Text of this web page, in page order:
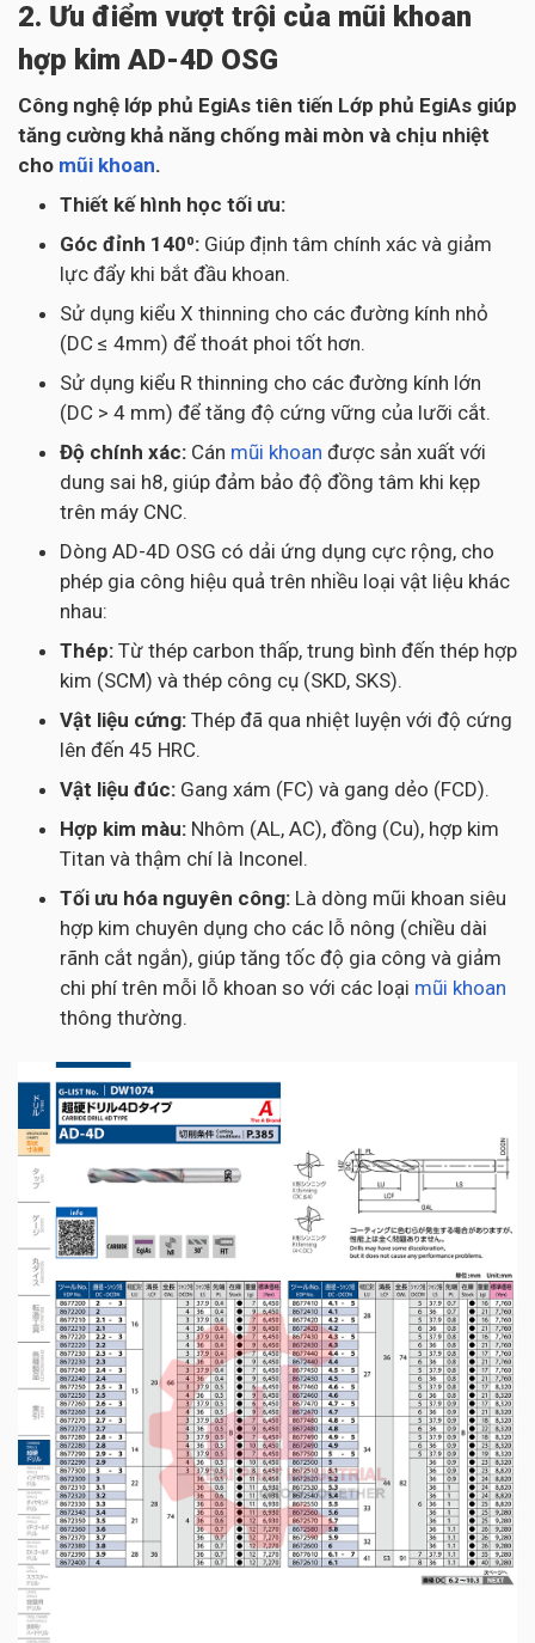
2. Ưu điểm vượt trội của mũi khoan
hợp kim AD-4D OSG
Công nghệ lớp phủ EgiAs tiên tiến Lớp phủ EgiAs giúp
tăng cường khả năng chống mài mòn và chịu nhiệt
cho mũi khoan.
Thiết kế hình học tối ưu:
Góc đỉnh 140⁰: Giúp định tâm chính xác và giảm
lực đẩy khi bắt đầu khoan.
Sử dụng kiểu X thinning cho các đường kính nhỏ
(DC ≤ 4mm) để thoát phoi tốt hơn.
Sử dụng kiểu R thinning cho các đường kính lớn
(DC > 4 mm) để tăng độ cứng vững của lưỡi cắt.
Độ chính xác: Cán mũi khoan được sản xuất với
dung sai h8, giúp đảm bảo độ đồng tâm khi kẹp
trên máy CNC.
Dòng AD-4D OSG có dải ứng dụng cực rộng, cho
phép gia công hiệu quả trên nhiều loại vật liệu khác
nhau:
Thép: Từ thép carbon thấp, trung bình đến thép hợp
kim (SCM) và thép công cụ (SKD, SKS).
Vật liệu cứng: Thép đã qua nhiệt luyện với độ cứng
lên đến 45 HRC.
Vật liệu đúc: Gang xám (FC) và gang dẻo (FCD).
Hợp kim màu: Nhôm (AL, AC), đồng (Cu), hợp kim
Titan và thậm chí là Inconel.
Tối ưu hóa nguyên công: Là dòng mũi khoan siêu
hợp kim chuyên dụng cho các lỗ nông (chiều dài
rãnh cắt ngắn), giúp tăng tốc độ gia công và giảm
chi phí trên mỗi lỗ khoan so với các loại mũi khoan
thông thường.